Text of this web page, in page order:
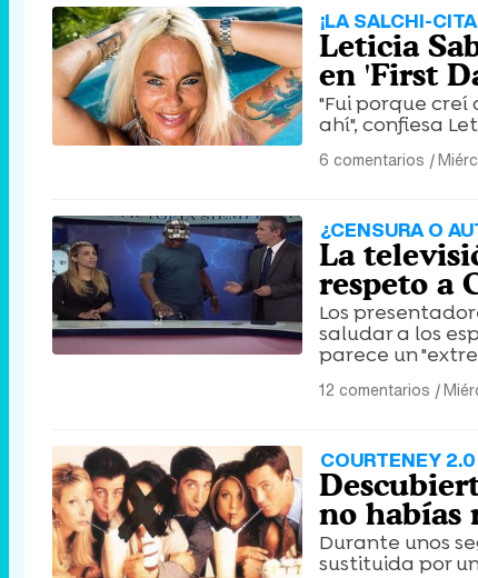
¡LA SALCHI-
Leticia
en 'First
"Fui porque
ahí", confiesa
6 comentarios |
¿CENSURA O
La
respeto a
Los
saludar a los
parece un
12 comentarios |
COURTENEY 2.0
no habías
Durante unos
sustituida por